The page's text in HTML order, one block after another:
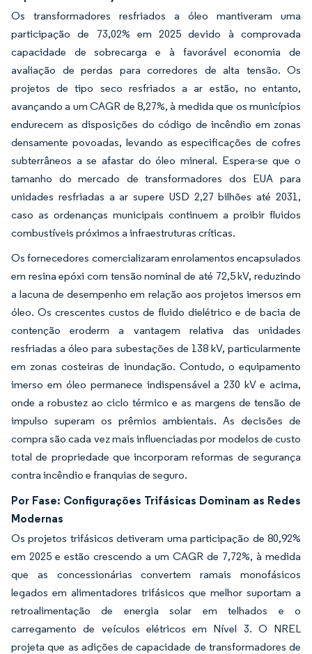
Os transformadores resfriados a óleo mantiveram uma
participação de 73,02% em 2025 devido à comprovada
capacidade de sobrecarga e à favorável economia de
avaliação de perdas para corredores de alta tensão. Os
projetos de tipo seco resfriados a ar estão, no entanto,
avançando a um CAGR de 8,27%, à medida que os municípios
endurecem as disposições do código de incêndio em zonas
densamente povoadas, levando as especificações de cofres
subterrâneos a se afastar do óleo mineral. Espera-se que o
tamanho do mercado de transformadores dos EUA para
unidades resfriadas a ar supere USD 2,27 bilhões até 2031,
caso as ordenanças municipais continuem a proibir fluidos
combustíveis próximos a infraestruturas críticas.
Os fornecedores comercializaram enrolamentos encapsulados
em resina epóxi com tensão nominal de até 72,5 kV, reduzindo
a lacuna de desempenho em relação aos projetos imersos em
óleo. Os crescentes custos de fluido dielétrico e de bacia de
contenção eroderm a vantagem relativa das unidades
resfriadas a óleo para subestações de 138 kV, particularmente
em zonas costeiras de inundação. Contudo, o equipamento
imerso em óleo permanece indispensável a 230 kV e acima,
onde a robustez ao ciclo térmico e as margens de tensão de
impulso superam os prêmios ambientais. As decisões de
compra são cada vez mais influenciadas por modelos de custo
total de propriedade que incorporam reformas de segurança
contra incêndio e franquias de seguro.
Por Fase: Configurações Trifásicas Dominam as Redes
Modernas
Os projetos trifásicos detiveram uma participação de 80,92%
em 2025 e estão crescendo a um CAGR de 7,72%, à medida
que as concessionárias convertem ramais monofásicos
legados em alimentadores trifásicos que melhor suportam a
retroalimentação de energia solar em telhados e o
carregamento de veículos elétricos em Nível 3. O NREL
projeta que as adições de capacidade de transformadores de